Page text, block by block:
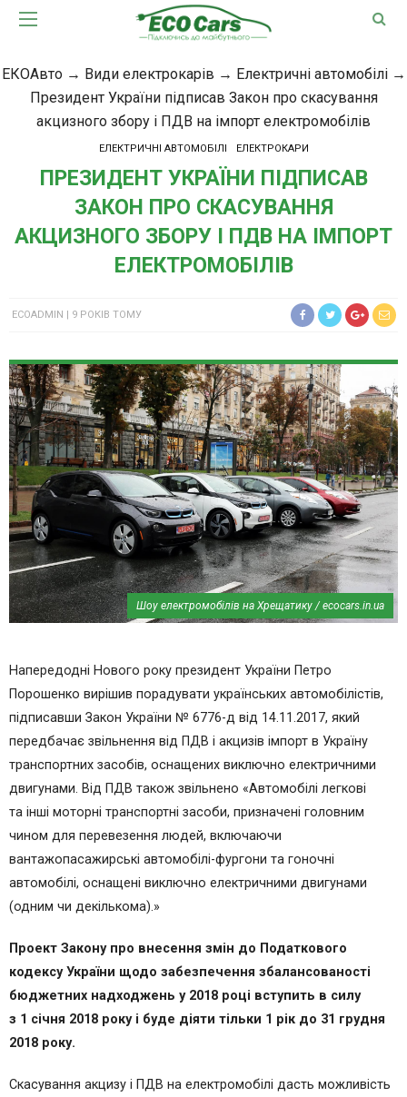
ЕКОАвто→ Види електрокарів → Електричні автомобілі→
Президент України підписав Закон про скасування
акцизного збору і ПДВ на імпорт електромобілів
ЕЛЕКТРИЧНІ АВТОМОБІЛІ ЕЛЕКТРОКАРИ
ПРЕЗИДЕНТ УКРАЇНИ ПІДПИСАВ
ЗАКОН ПРО СКАСУВАННЯ
АКЦИЗНОГО ЗБОРУ І ПДВ НА ІМПОРТ
ЕЛЕКТРОМОБІЛІВ
ECOADMIN 9 РОКІВ ТОМУ
Шоу електромобілів на Хрещатику / ecocars.in.ua
Напередодні Нового року президент України Петро
Порошенко вирішив порадувати українських автомобілістів,
підписавши Закон України № 6776-д від 14.11.2017, який
передбачає звільнення від ПДВ і акцизів імпорт в Україну
транспортних засобів, оснащених виключно електричними
двигунами. Від ПДВ також звільнено «Автомобiлi легковi
та iншi моторнi транспортнi засоби, призначенi головним
чином для перевезення людей, включаючи
вантажопасажирськi автомобiлi-фургони та гоночнi
автомобiлi, оснащенi виключно електричними двигунами
(одним чи декiлькома).»
Проект Закону про внесення змін до Податкового
кодексу України щодо забезпечення збалансованості
бюджетних надходжень у 2018 році вступить в силу
з 1 січня 2018 року і буде діяти тільки 1 рік до 31 грудня
2018 року.
Скасування акцизу і ПДВ на електромобілі дасть можливість